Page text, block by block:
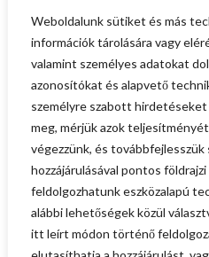
Weboldalunk sütiket és más
információk tárolására vagy
valamint személyes adatokat
azonosítókat és alapvető
személyre szabott
meg, mérjük azok
végezzünk, és
hozzájárulásával pontos
feldolgozhatunk eszközalapú
alábbi lehetőségek közül
itt leírt módon történő
The